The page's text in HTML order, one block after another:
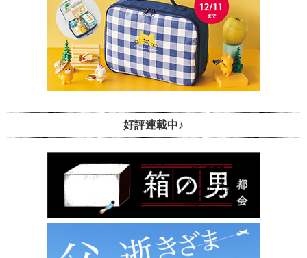
好評連載中♪